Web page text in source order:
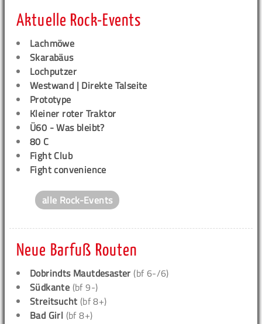
Aktuelle Rock-Events
Lachmöwe
Skarabäus
Lochputzer
Westwand | Direkte Talseite
Prototype
Kleiner roter Traktor
Ü60 - Was bleibt?
80 C
Fight Club
Fight convenience
alle Rock-Events
Neue Barfuß Routen
Dobrindts Mautdesaster (bf 6-/6)
Südkante (bf 9-)
Streitsucht (bf 8+)
Bad Girl (bf 8+)